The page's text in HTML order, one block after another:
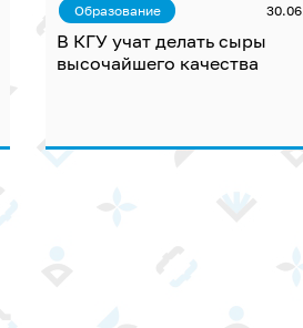
Образование
В КГУ учат делать сыры
высочайшего качества